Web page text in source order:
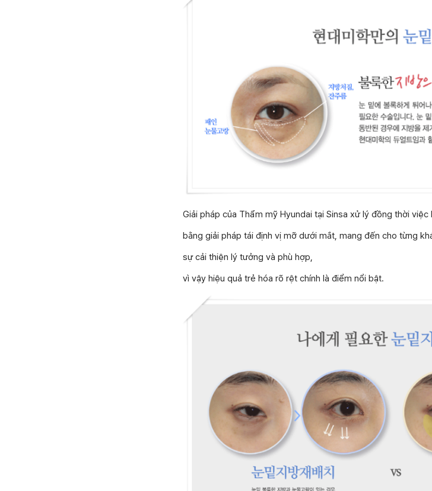
Giải pháp của Thẩm mỹ Hyundai tại Sinsa xử lý đồng thời
bằng giải pháp tái định vị mỡ dưới mắt, mang đến cho từng
sự cải thiện lý tưởng và phù hợp,
vì vậy hiệu quả trẻ hóa rõ rệt chính là điểm nổi bật.